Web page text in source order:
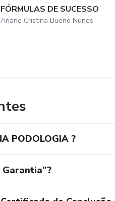
FÓRMULAS DE SUCESSO
Ariane Cristina Bueno Nunes
PODOLOGIA ?
Garantia”?